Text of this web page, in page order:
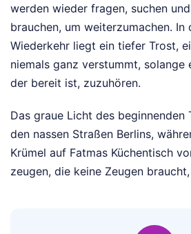
werden wieder fragen, suchen
brauchen, um weiterzumachen. In
Wiederkehr liegt ein tiefer Trost,
niemals ganz verstummt, solange
der bereit ist, zuzuhören.
Das graue Licht des beginnenden
den nassen Straßen Berlins,
Krümel auf Fatmas Küchentisch
zeugen, die keine Zeugen